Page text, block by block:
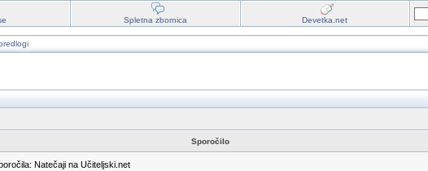
Spletna zbornica Devetka.net
Sporočilo
Natečaji na Učiteljski.net